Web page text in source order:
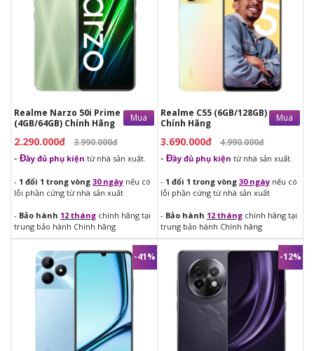
Chế độ làm đẹp AI giúp bạn chụp ảnh selfie với làn da
Chế độ tiết kiệm năng lượng giúp kéo dài thời gian sử
Mở khóa bằng khuôn mặt nhanh chóng và tiện lợi.
Chế độ tối bảo vệ mắt khi sử dụng vào ban đêm.
Realme Narzo 50i Prime
(4GB/64GB) Chính Hãng
Mua
2.290.000đ 3.990.000đ
- Đầy đủ phụ kiện từ nhà sản xuất.
- 1 đổi 1 trong vòng 30 ngày nếu có
lỗi phần cứng từ nhà sản xuất
- Bảo hành 12 tháng chính hãng tại
trung bảo hành Chính hãng
ầy đủ phụ kiện từ nhà sản
xuất.
1 đổi 1 trong vòng 30 ngàynếu
có lỗi phần cứng từ nhà sản xuất
12 tháng chính hãng
tại trung bảo hành Chính hãng
Realme C55 (6GB/128GB)
Chính Hãng
Mua
3.690.000đ 4.990.000đ
- Đầy đủ phụ kiện từ nhà sản xuất.
- 1 đổi 1 trong vòng 30 ngàynếu có
lỗi phần cứng từ nhà sản xuất
- Bảo hành 12 thángchính hãng tại
trung bảo hành Chính hãng
ầy đủ phụ kiệntừ nhà sản
1 đổi 1 trong vòng 30 ngàynếu
có lỗi phần cứng từ nhà sản xuất
Bảo hành 12 thángchính hãng
tại trung bảo hành Chính hãng
-41%
2.390.000đ 3.990.000đ
ầy đủ phụ kiện
từ nhà sản
30 ngàynếu
có lỗi phần cứng từ nhà sản xuất
-12%
7.990.000đ 8.990.000đ
ầy đủ phụ kiện
từ nhà sản
1 đổi 1 trong vòng 30 ngàynếu
có lỗi phần cứng từ nhà sản xuất